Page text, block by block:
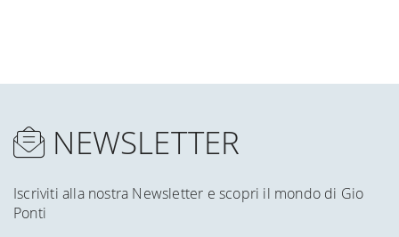
NEWSLETTER
Iscriviti alla nostra Newsletter e scopri il mondo di Gio
Ponti